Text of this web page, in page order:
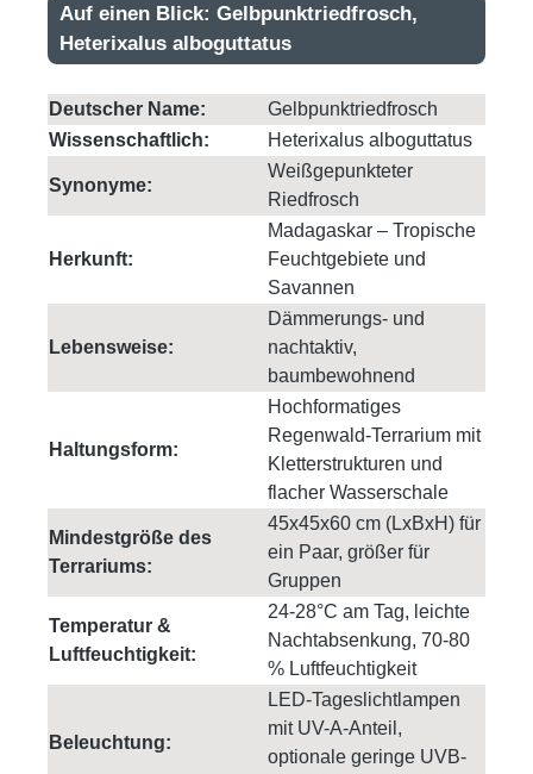
Auf einen Blick: Gelbpunktriedfrosch,
Heterixalus alboguttatus
Deutscher Name:
Gelbpunktriedfrosch
Wissenschaftlich:
Heterixalus alboguttatus
Synonyme:
Weißgepunkteter
Riedfrosch
Herkunft:
Madagaskar – Tropische
Feuchtgebiete und
Savannen
Lebensweise:
Dämmerungs- und
nachtaktiv,
baumbewohnend
Haltungsform:
Hochformatiges
Regenwald-Terrarium mit
Kletterstrukturen und
flacher Wasserschale
Mindestgröße des
Terrariums:
45x45x60 cm (LxBxH) für
ein Paar, größer für
Gruppen
Temperatur &
Luftfeuchtigkeit:
24-28°C am Tag, leichte
Nachtabsenkung, 70-80
% Luftfeuchtigkeit
Beleuchtung:
LED-Tageslichtlampen
mit UV-A-Anteil,
optionale geringe UVB-